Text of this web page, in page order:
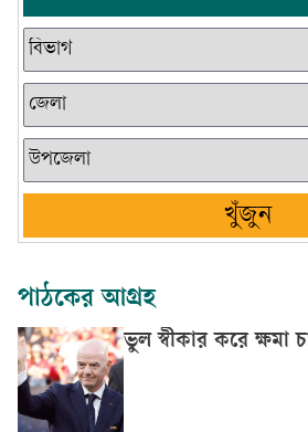
খুঁজুন
পাঠকের আগ্রহ
ভুল স্বীকার করে ক্ষমা